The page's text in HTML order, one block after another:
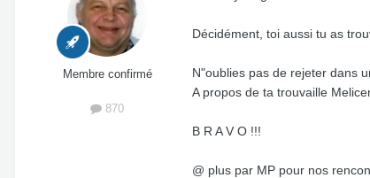
Membre confirmé
870
Décidément, toi aussi tu as
N"oublies pas de rejeter dans
A propos de ta trouvaille
B R A V O !!!
@ plus par MP pour nos